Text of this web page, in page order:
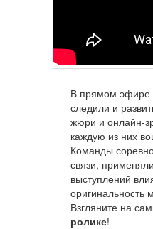
В прямом эфире
следили и
жюри и онлайн-
каждую из них
Команды
связи,
выступлений
оригинальность
Взгляните на
ролике!